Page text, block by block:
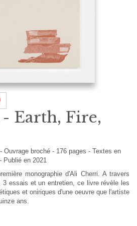
Earth, Fire,
- Ouvrage broché - 176 pages - Textes en
- Publié en 2021
monographie d'Ali Cherri. A travers
3 essais et un entretien, ce livre révèle les
et oniriques d'une oeuvre que l'artiste
ans.